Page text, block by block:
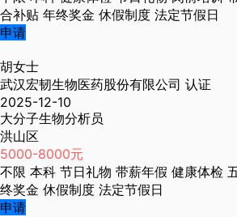
合补贴 年终奖金 休假制度 法定节假日
申请
胡女士
武汉宏韧生物医药股份有限公司 认证
2025-12-10
大分子生物分析员
洪山区
5000-8000元
不限 本科 节日礼物 带薪年假 健康体检
终奖金 休假制度 法定节假日
申请